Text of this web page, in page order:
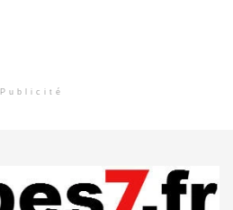
Publicité